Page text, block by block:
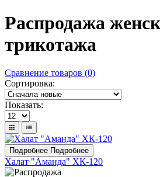
Распродажа
трикотажа
Сравнение товаров (0)
Сортировка:
Показать:
Подробнее Подробнее
Халат "Аманда" ХК-120